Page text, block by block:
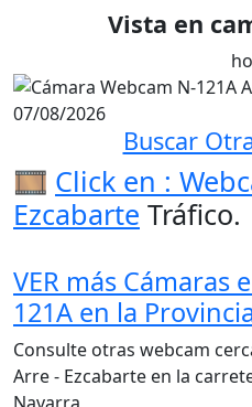
Vista en
Buscar
🎞️ Click en :
Ezcabarte Tráfico.
VER más Cámaras
121A en la
Consulte otras webcam
Arre - Ezcabarte en la
Navarra